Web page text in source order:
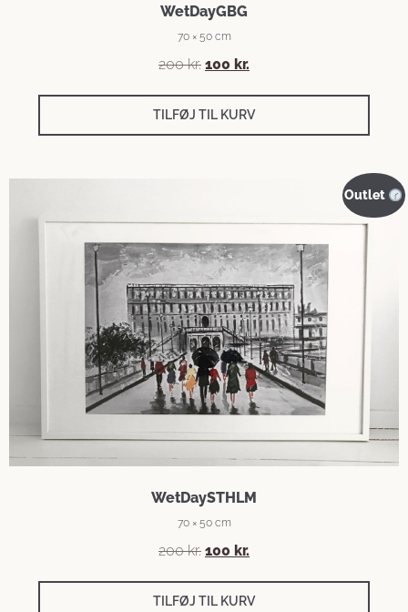
WetDayGBG
70 × 50 cm
200kr. 100 kr.
TILFØJ TIL KURV
Outlet
WetDaySTHLM
70 × 50 cm
200kr. 100 kr.
TILFØJ TIL KURV